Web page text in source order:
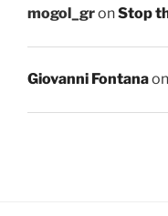
mogol_gronStop
Giovanni Fontanaon